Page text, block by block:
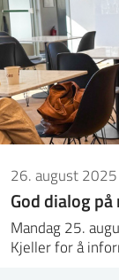
26. august 2025
God dialog
Mandag 25.
Kjeller for å